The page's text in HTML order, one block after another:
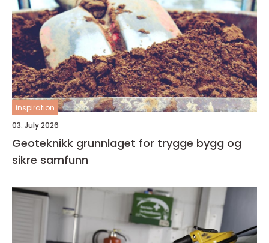
inspiration
03. July 2026
Geoteknikk grunnlaget for trygge bygg og
sikre samfunn